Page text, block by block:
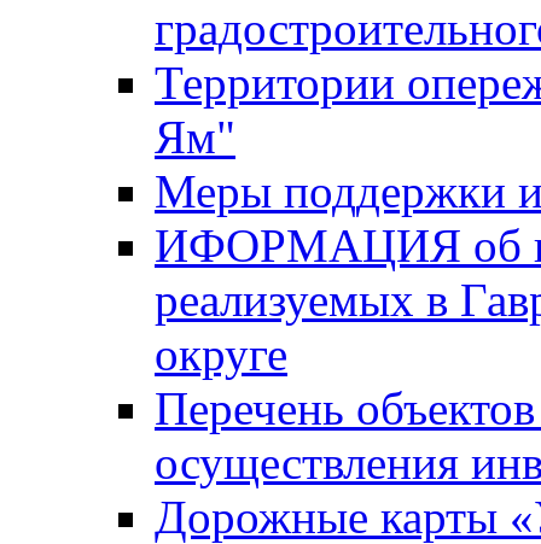
Территории
Ям"
Меры поддержки
ИФОРМАЦИЯ об
реализуемых в
округе
Перечень
осуществления
Дорожные карты